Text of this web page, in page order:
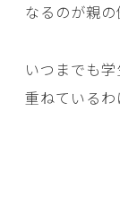
なるのが親の
いつまでも
重ねているわ